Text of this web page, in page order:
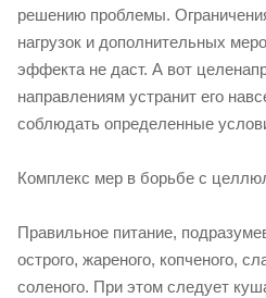
решению проблемы.
нагрузок и дополнительных
эффекта не даст. А вот
направлениям устранит его
соблюдать определенные
Комплекс мер в борьбе с
Правильное питание,
острого, жареного, копченого,
соленого. При этом следует